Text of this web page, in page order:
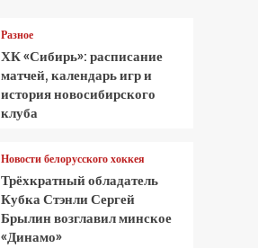
Разное
ХК «Сибирь»: расписание
матчей, календарь игр и
история новосибирского
клуба
Новости белорусского хоккея
Трёхкратный обладатель
Кубка Стэнли Сергей
Брылин возглавил минское
«Динамо»